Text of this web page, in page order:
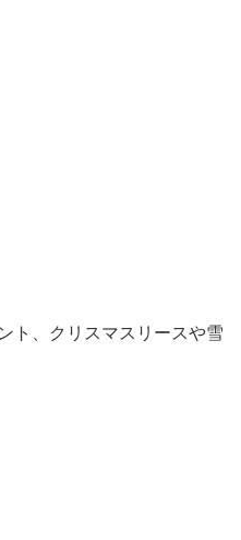
ト、クリスマスリースや雪